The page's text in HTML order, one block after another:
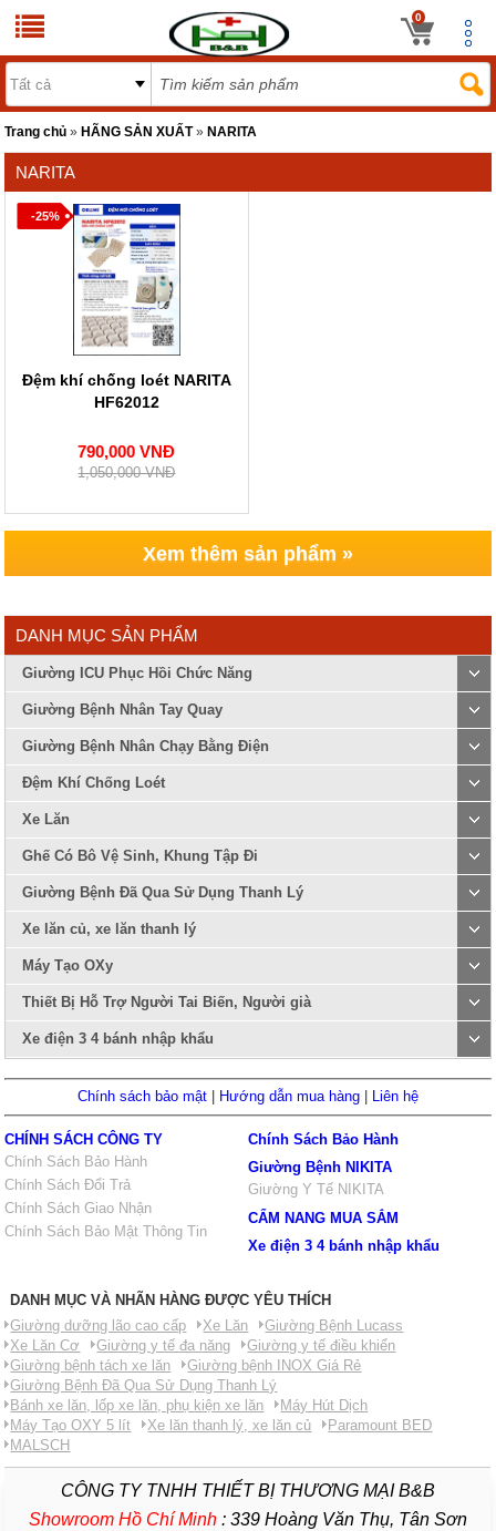
0
Trang chủ »HÃNG SẢN XUẤT»NARITA
NARITA
-25%
Đệm khí chống loét NARITA
HF62012
790,000 VNĐ
1,050,000 VNĐ
Xem thêm sản phẩm »
DANH MỤC SẢN PHẨM
Giường ICU Phục Hồi Chức Năng
Giường Bệnh Nhân Tay Quay
Giường Bệnh Nhân Chạy Bằng Điện
Đệm Khí Chống Loét
Xe Lăn
Ghế Có Bô Vệ Sinh, Khung Tập Đi
Giường Bệnh Đã Qua Sử Dụng Thanh Lý
Xe lăn củ, xe lăn thanh lý
Máy Tạo OXy
Thiết Bị Hỗ Trợ Người Tai Biến, Người già
Xe điện 3 4 bánh nhập khẩu
Chính sách bảo mật Hướng dẫn mua hàng Liên hệ
CHÍNH SÁCH CÔNG TY
Chính Sách Bảo Hành
Chính Sách Đổi Trả
Chính Sách Giao Nhận
Chính Sách Bảo Mật Thông Tin
Chính Sách Bảo Hành
Giường Bệnh NIKITA
Giường Y Tế NIKITA
CẨM NANG MUA SẮM
Xe điện 3 4 bánh nhập khẩu
DANH MỤC VÀ NHÃN HÀNG ĐƯỢC YÊU THÍCH
Giường dưỡng lão cao cấp
Xe Lăn
Giường Bệnh Lucass
Xe Lăn Cơ
Giường y tế đa năng
Giường y tế điều khiển
Giường bệnh tách xe lăn
Giường bệnh INOX Giá Rẻ
Giường Bệnh Đã Qua Sử Dụng Thanh Lý
Bánh xe lăn, lốp xe lăn, phụ kiện xe lăn
Máy Hút Dịch
Máy Tạo OXY 5 lít
Xe lăn thanh lý, xe lăn củ
Paramount BED
MALSCH
CÔNG TY TNHH THIẾT BỊ THƯƠNG MẠI B&B
Showroom Hồ Chí Minh:339 Hoàng Văn Thụ, Tân Sơn